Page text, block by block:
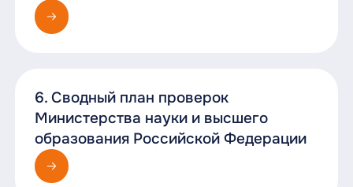
6. Сводный план проверок
Министерства науки и высшего
образования Российской Федерации